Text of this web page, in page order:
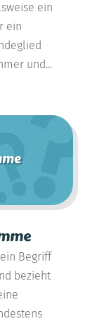
ein
ein
und...
Begriff
bezieht